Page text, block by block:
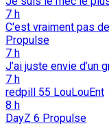
7 h
C'est vraiment pas
Propulse
7 h
J’ai juste envie d’un
7 h
redpill 55 LouLouEnt
8 h
DayZ 6 Propulse